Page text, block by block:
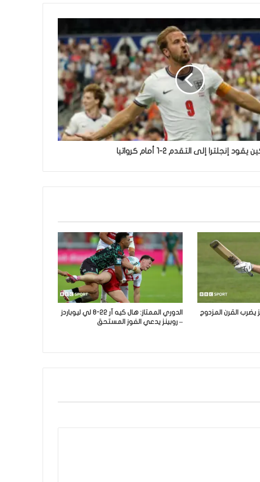
يقود إنجلترا إلى التقدم 2-1 أمام كرواتيا
القرن المزدوج
الدوري الممتاز: هال كيه آر 22-8 لي ليوباردز
– روبينز يدعي الفوز المستحق